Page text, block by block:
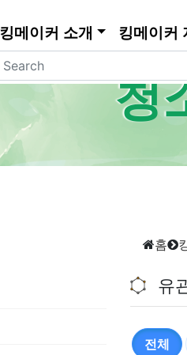
킹메이커 소개 킹메이커
청
홈
유
전체